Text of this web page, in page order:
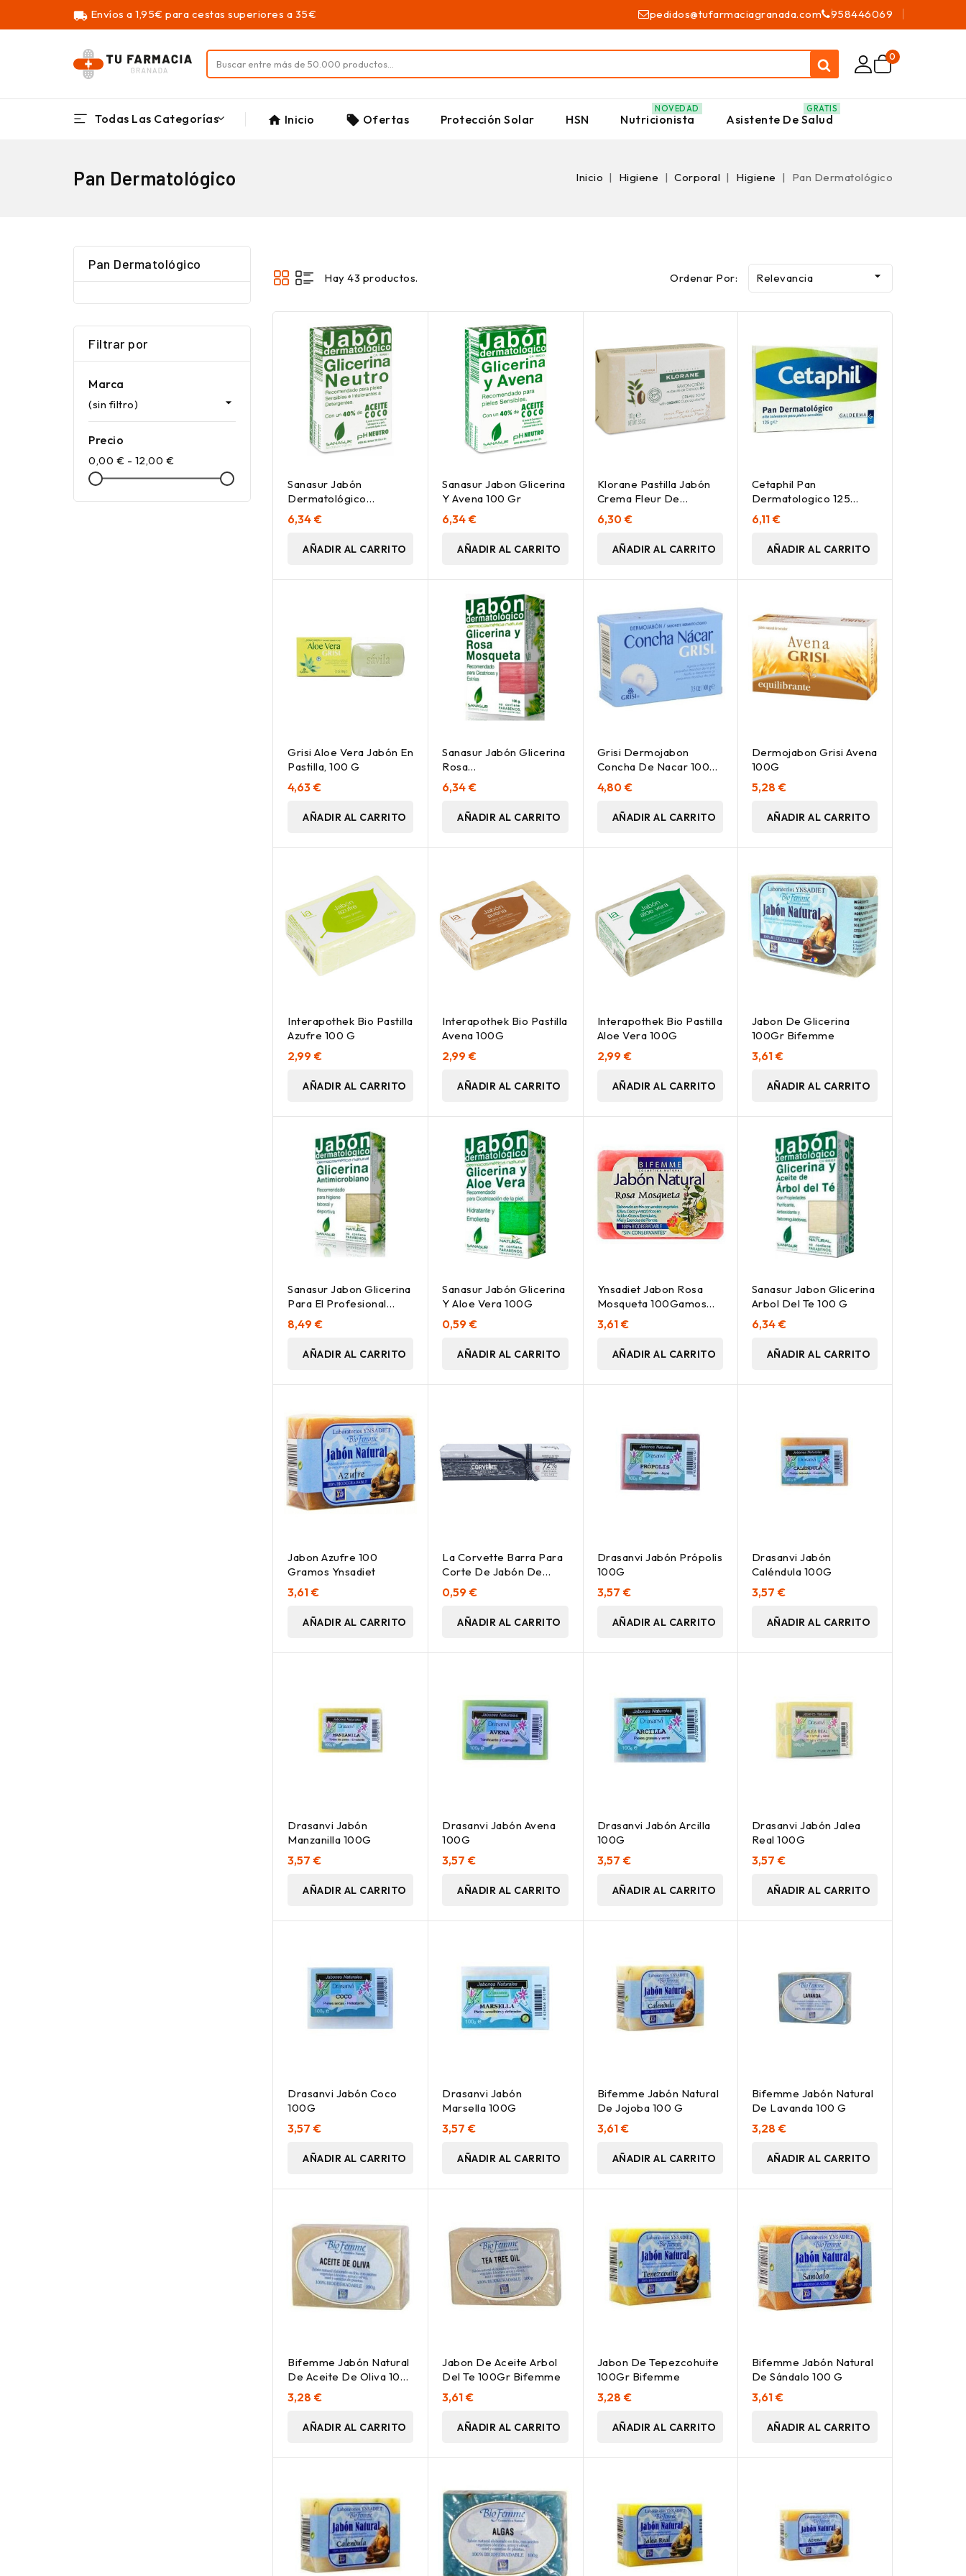
local_shipping Envíos a 1,95€ para cestas superiores a 35€ pedidos@tufarmaciagranada.com 958446069
0
Todas Las Categorías home Inicio local_offer Ofertas Protección Solar HSN Nutricionista
NOVEDAD
Asistente De Salud
GRATIS
Pan Dermatológico Inicio Higiene Corporal Higiene Pan Dermatológico
Pan Dermatológico
Filtrar por
Marca
(sin filtro) 
Precio
0,00 € - 12,00 €
Hay 43 productos. Ordenar Por: Relevancia 
Sanasur Jabón
Dermatológico
Glicerina Neutro, 100 G
6,34 €
AÑADIR AL CARRITO
Sanasur Jabon Glicerina
Y Avena 100 Gr
6,34 €
AÑADIR AL CARRITO
Klorane Pastilla Jabón
Crema Fleur De
Cupuaçu, 100 G
6,30 €
AÑADIR AL CARRITO
Cetaphil Pan
Dermatologico 125
Gramos
6,11 €
AÑADIR AL CARRITO
Grisi Aloe Vera Jabón En
Pastilla, 100 G
4,63 €
AÑADIR AL CARRITO
Sanasur Jabón Glicerina
Rosa
Mosqueta100Sanasur
6,34 €
AÑADIR AL CARRITO
Grisi Dermojabon
Concha De Nacar 100
Gr
4,80 €
AÑADIR AL CARRITO
Dermojabon Grisi Avena
100G
5,28 €
AÑADIR AL CARRITO
Interapothek Bio Pastilla
Azufre 100 G
2,99 €
AÑADIR AL CARRITO
Interapothek Bio Pastilla
Avena 100G
2,99 €
AÑADIR AL CARRITO
Interapothek Bio Pastilla
Aloe Vera 100G
2,99 €
AÑADIR AL CARRITO
Jabon De Glicerina
100Gr Bifemme
3,61 €
AÑADIR AL CARRITO
Sanasur Jabon Glicerina
Para El Profesional
100G
8,49 €
AÑADIR AL CARRITO
Sanasur Jabón Glicerina
Y Aloe Vera 100G
0,59 €
AÑADIR AL CARRITO
Ynsadiet Jabon Rosa
Mosqueta 100Gamos
Ynsadiet
3,61 €
AÑADIR AL CARRITO
Sanasur Jabon Glicerina
Arbol Del Te 100 G
6,34 €
AÑADIR AL CARRITO
Jabon Azufre 100
Gramos Ynsadiet
3,61 €
AÑADIR AL CARRITO
La Corvette Barra Para
Corte De Jabón De
Marsella 900G
0,59 €
AÑADIR AL CARRITO
Drasanvi Jabón Própolis
100G
3,57 €
AÑADIR AL CARRITO
Drasanvi Jabón
Caléndula 100G
3,57 €
AÑADIR AL CARRITO
Drasanvi Jabón
Manzanilla 100G
3,57 €
AÑADIR AL CARRITO
Drasanvi Jabón Avena
100G
3,57 €
AÑADIR AL CARRITO
Drasanvi Jabón Arcilla
100G
3,57 €
AÑADIR AL CARRITO
Drasanvi Jabón Jalea
Real 100G
3,57 €
AÑADIR AL CARRITO
Drasanvi Jabón Coco
100G
3,57 €
AÑADIR AL CARRITO
Drasanvi Jabón
Marsella 100G
3,57 €
AÑADIR AL CARRITO
Bifemme Jabón Natural
De Jojoba 100 G
3,61 €
AÑADIR AL CARRITO
Bifemme Jabón Natural
De Lavanda 100 G
3,28 €
AÑADIR AL CARRITO
Bifemme Jabón Natural
De Aceite De Oliva 100
G
3,28 €
AÑADIR AL CARRITO
Jabon De Aceite Arbol
Del Te 100Gr Bifemme
3,61 €
AÑADIR AL CARRITO
Jabon De Tepezcohuite
100Gr Bifemme
3,28 €
AÑADIR AL CARRITO
Bifemme Jabón Natural
De Sándalo 100 G
3,61 €
AÑADIR AL CARRITO